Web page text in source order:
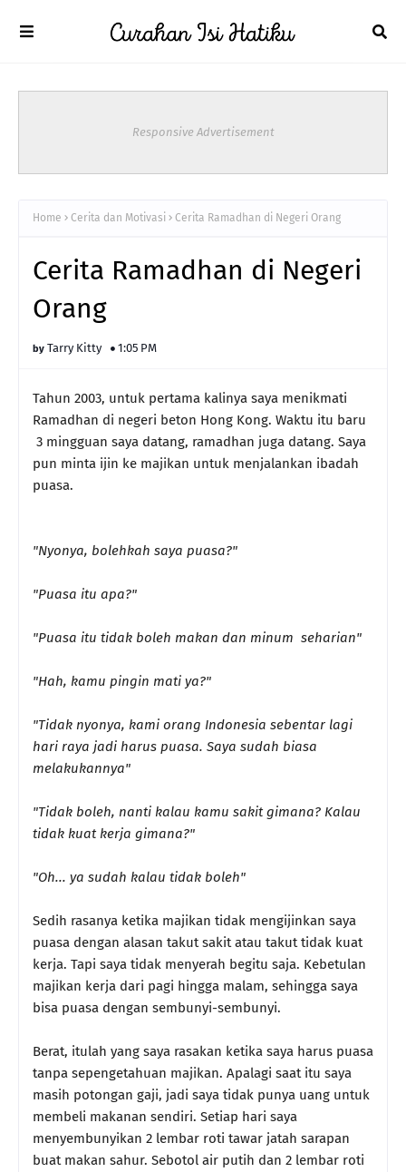
Responsive Advertisement
Home Cerita dan Motivasi Cerita Ramadhan di Negeri Orang
Cerita Ramadhan di Negeri
Orang
Tarry Kitty 1:05 PM
Tahun 2003, untuk pertama kalinya saya menikmati
Ramadhan di negeri beton Hong Kong. Waktu itu baru
3 mingguan saya datang, ramadhan juga datang. Saya
pun minta ijin ke majikan untuk menjalankan ibadah
puasa.
"Nyonya, bolehkah saya puasa?"
"Puasa itu apa?"
"Puasa itu tidak boleh makan dan minum seharian"
"Hah, kamu pingin mati ya?"
"Tidak nyonya, kami orang Indonesia sebentar lagi
hari raya jadi harus puasa. Saya sudah biasa
melakukannya"
"Tidak boleh, nanti kalau kamu sakit gimana? Kalau
tidak kuat kerja gimana?"
"Oh... ya sudah kalau tidak boleh"
Sedih rasanya ketika majikan tidak mengijinkan saya
puasa dengan alasan takut sakit atau takut tidak kuat
kerja. Tapi saya tidak menyerah begitu saja. Kebetulan
majikan kerja dari pagi hingga malam, sehingga saya
bisa puasa dengan sembunyi-sembunyi.
Berat, itulah yang saya rasakan ketika saya harus puasa
tanpa sepengetahuan majikan. Apalagi saat itu saya
masih potongan gaji, jadi saya tidak punya uang untuk
membeli makanan sendiri. Setiap hari saya
menyembunyikan 2 lembar roti tawar jatah sarapan
buat makan sahur. Sebotol air putih dan 2 lembar roti